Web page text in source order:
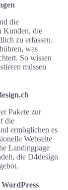
die
Kunden, die
zu erfassen.
was
So wissen
müssen
Pakete zur
die
ermöglichen es
Webseite
Landingpage
die D4design